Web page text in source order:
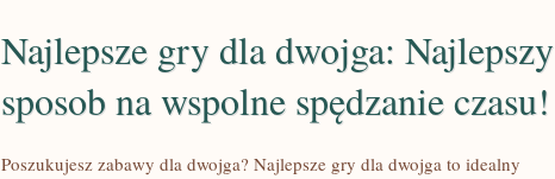
Najlepsze gry dla dwojga: Najlepszy
sposob na wspolne spędzanie czasu!
Poszukujesz zabawy dla dwojga? Najlepsze gry dla dwojga to idealny